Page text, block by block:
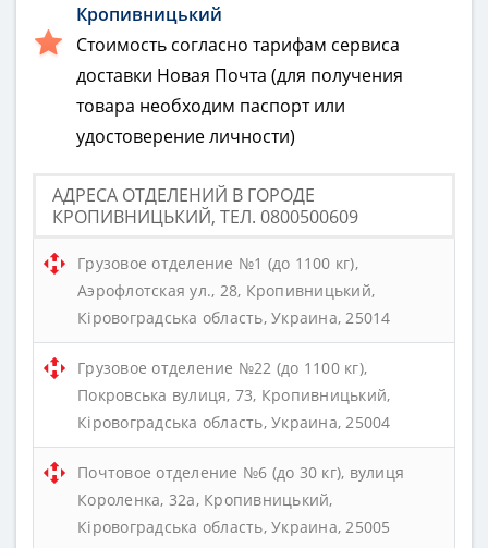
Кропивницький
Стоимость согласно тарифам сервиса
доставки Новая Почта (для получения
товара необходим паспорт или
удостоверение личности)
АДРЕСА ОТДЕЛЕНИЙ В ГОРОДЕ
КРОПИВНИЦЬКИЙ, ТЕЛ. 0800500609
Грузовое отделение №1 (до 1100 кг),
Аэрофлотская ул., 28, Кропивницький,
Кіровоградська область, Украина, 25014
Грузовое отделение №22 (до 1100 кг),
Покровська вулиця, 73, Кропивницький,
Кіровоградська область, Украина, 25004
Почтовое отделение №6 (до 30 кг), вулиця
Короленка, 32а, Кропивницький,
Кіровоградська область, Украина, 25005